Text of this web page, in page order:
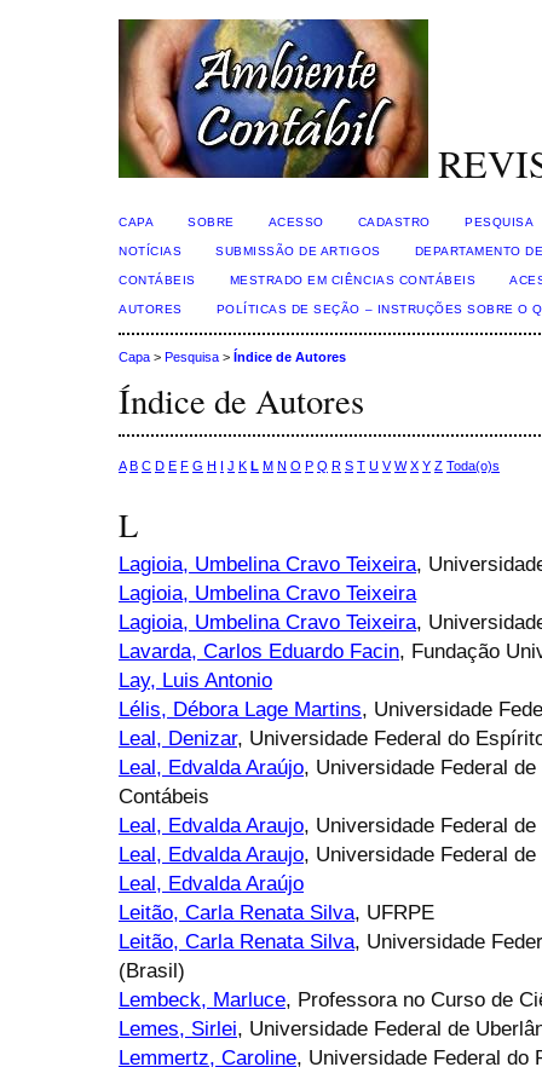
CAPA SOBRE ACESSO CADASTRO PESQUISA
NOTÍCIAS SUBMISSÃO DE ARTIGOS DEPARTAMENTO
CONTÁBEIS MESTRADO EM CIÊNCIAS CONTÁBEIS
AUTORES POLÍTICAS DE SEÇÃO – INSTRUÇÕES SOBRE O
Capa > Pesquisa > Índice de Autores
Índice de Autores
A B C D E F G H I J K L M N O P Q R S T U V W X Y Z Toda(o)s
L
Lagioia, Umbelina Cravo Teixeira,
Lagioia, Umbelina Cravo Teixeira
Lagioia, Umbelina Cravo Teixeira,
Lavarda, Carlos Eduardo Facin, Fundação
Lay, Luis Antonio
Lélis, Débora Lage Martins, Universidade
Leal, Denizar, Universidade Federal do
Leal, Edvalda Araújo, Universidade Federal
Contábeis
Leal, Edvalda Araujo, Universidade Federal de
Leal, Edvalda Araujo, Universidade Federal
Leal, Edvalda Araújo
Leitão, Carla Renata Silva, UFRPE
Leitão, Carla Renata Silva, Universidade
(Brasil)
Lembeck, Marluce, Professora no Curso de
Lemes, Sirlei, Universidade Federal de
Lemmertz, Caroline, Universidade Federal do